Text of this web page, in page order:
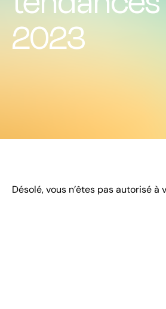
2023
Désolé, vous n’êtes pas autorisé à